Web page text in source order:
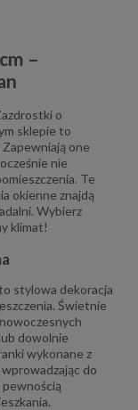
–
o
sklepie to
one
nie
Te
okienne znajdą
Wybierz
klimat!
stylowa dekoracja
Świetnie
dowolnie
wykonane z
do
pewnością